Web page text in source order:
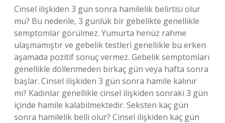
Cinsel ilişkiden 3 gün sonra hamilelik belirtisi olur
mu? Bu nedenle, 3 günlük bir gebelikte genellikle
semptomlar görülmez. Yumurta henüz rahme
ulaşmamıştır ve gebelik testleri genellikle bu erken
aşamada pozitif sonuç vermez. Gebelik semptomları
genellikle döllenmeden birkaç gün veya hafta sonra
başlar. Cinsel ilişkiden 3 gün sonra hamile kalınır
mı? Kadınlar genellikle cinsel ilişkiden sonraki 3 gün
içinde hamile kalabilmektedir. Seksten kaç gün
sonra hamilelik belli olur? Cinsel ilişkiden kaç gün